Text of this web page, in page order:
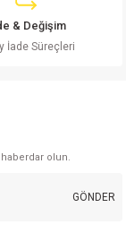
& Değişim
İade Süreçleri
olun.
GÖNDER